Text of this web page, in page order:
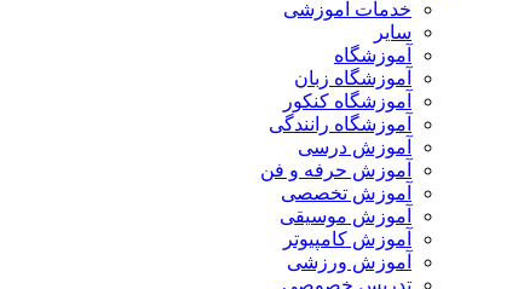
خدمات آموزشی
سایر
آموزشگاه
آموزشگاه زبان
آموزشگاه کنکور
آموزشگاه رانندگی
آموزش درسی
آموزش حرفه و فن
آموزش تخصصی
آموزش موسیقی
آموزش کامپیوتر
آموزش ورزشی